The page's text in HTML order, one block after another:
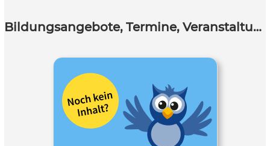
Bildungsangebote, Termine, Veranstaltungen